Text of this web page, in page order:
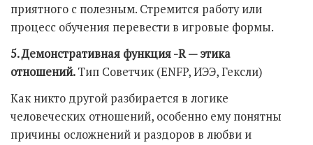
приятного с полезным. Стремится работу или
процесс обучения перевести в игровые формы.
5. Демонстративная функция -R — этика
отношений.Тип Советчик (ENFP, ИЭЭ, Гексли)
Как никто другой разбирается в логике
человеческих отношений, особенно ему понятны
причины осложнений и раздоров в любви и